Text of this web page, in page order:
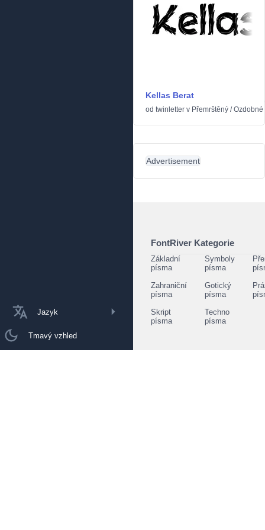
Jazyk
Tmavý vzhled
Kellas Berat
od twinletter v Přemrštěný /Ozdobné
Advertisement
FontRiver Kategorie
Základní
písma
Symboly
písma
Zahraniční
písma
Gotický
písma
Skript
písma
Techno
písma